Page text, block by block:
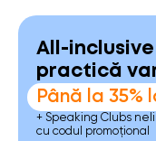
All-
practică
Până la 35%
+ Speaking Clubs
cu codul promoțional